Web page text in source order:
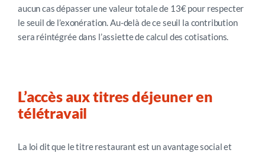
aucun cas dépasser une valeur totale de 13€ pour respecter
le seuil de l’exonération. Au-delà de ce seuil la contribution
sera réintégrée dans l’assiette de calcul des cotisations.
L’accès aux titres déjeuner en
télétravail
La loi dit que le titre restaurant est un avantage social et